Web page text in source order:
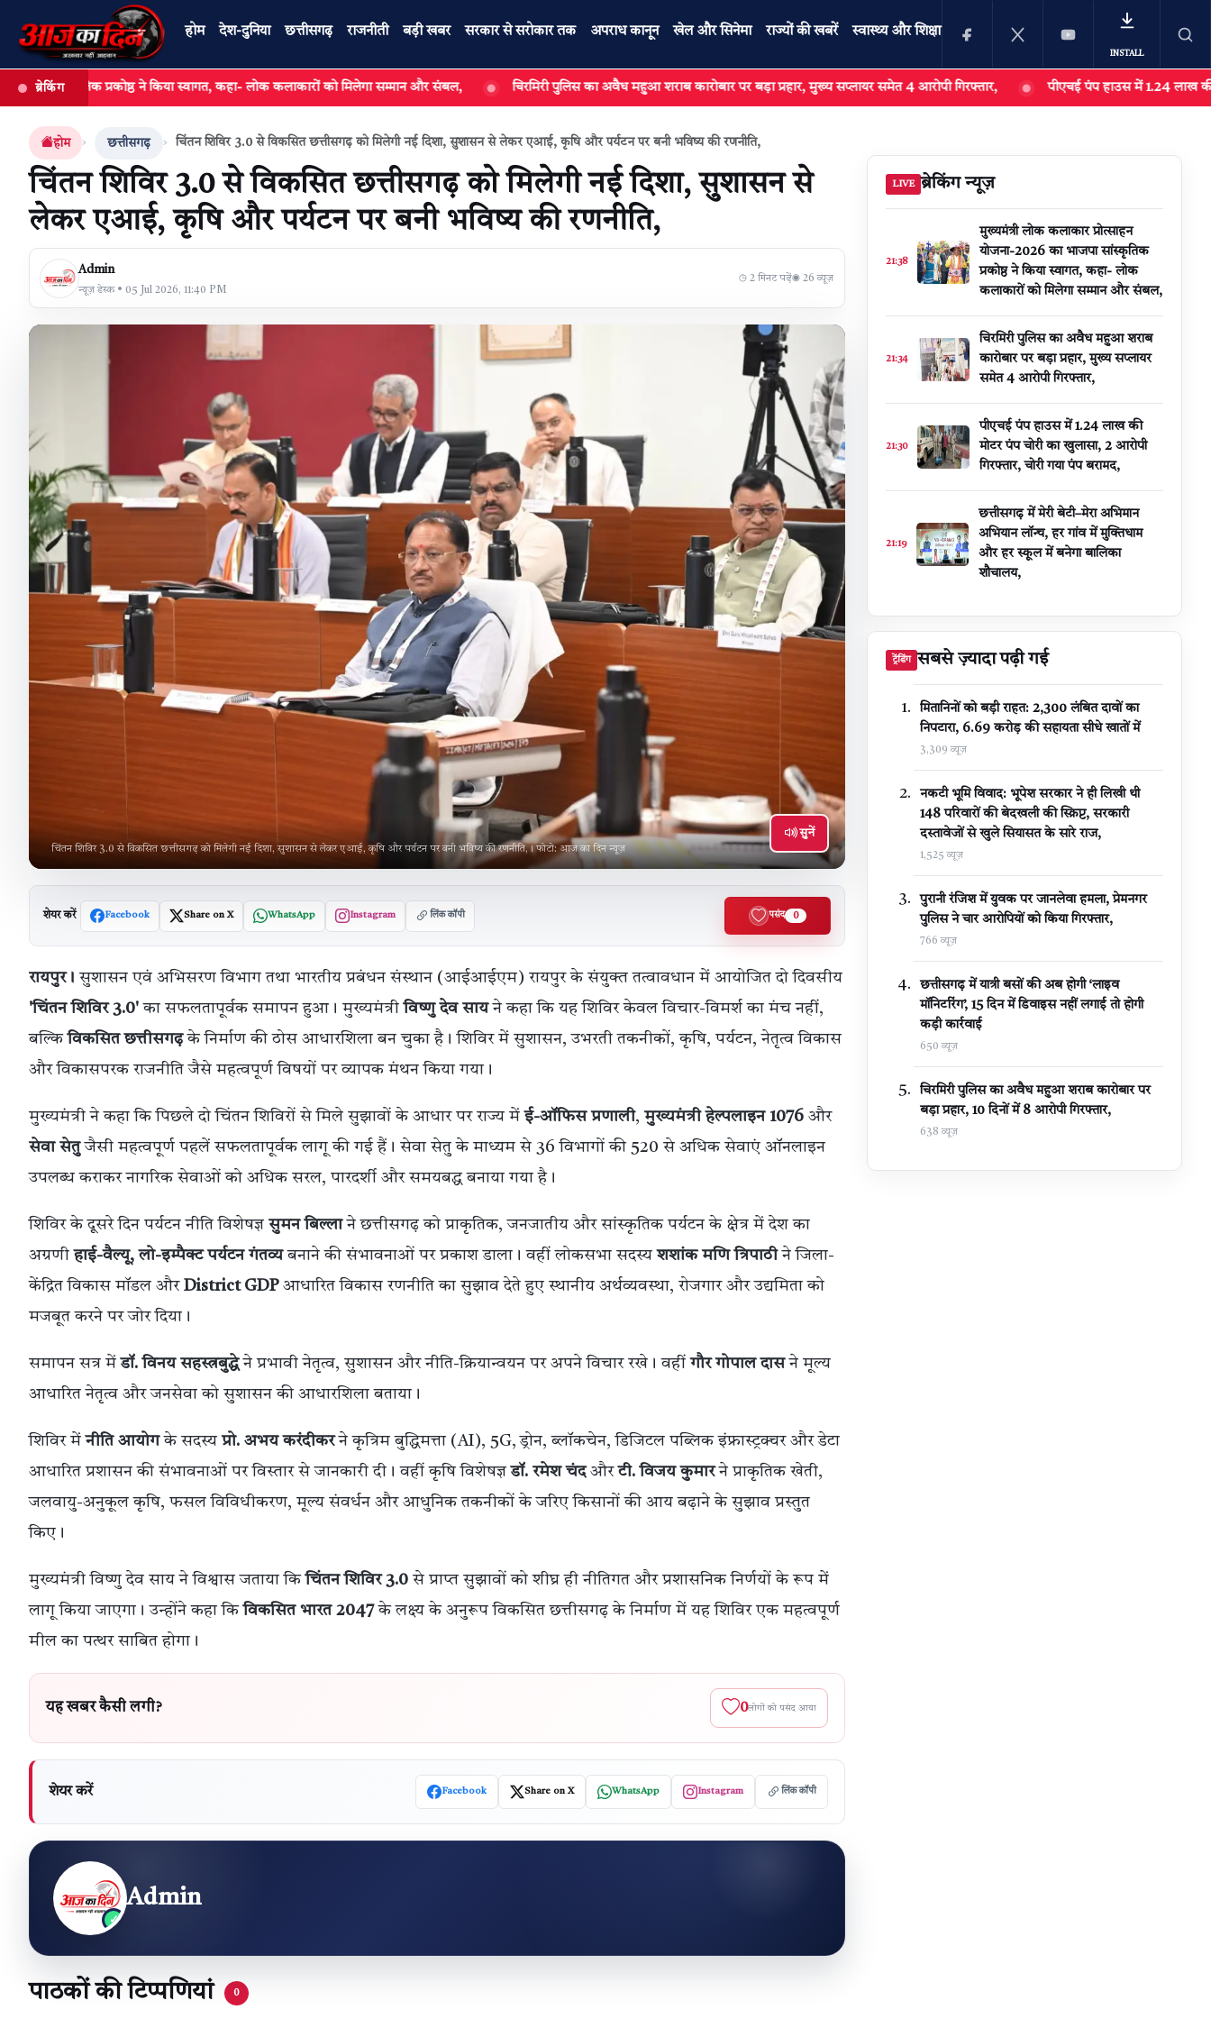
INSTALL
होम देश-दुनिया छत्तीसगढ़ राजनीती बड़ी खबर सरकार से सरोकार तक अपराध कानून खेल और सिनेमा राज्यों की खबरें स्वास्थ्य और शिक्षा
खबर खोजें
खोजें
ब्रेकिंग
प्रकोष्ठ ने किया स्वागत, कहा- लोक कलाकारों को मिलेगा सम्मान और संबल, चिरमिरी पुलिस का अवैध महुआ शराब कारोबार पर बड़ा प्रहार, मुख्य सप्लायर समेत 4 आरोपी गिरफ्तार, पीएचई पंप हाउस में 1.24 लाख की मोटर पंप चोरी
होम छत्तीसगढ़ चिंतन शिविर 3.0 से विकसित छत्तीसगढ़ को मिलेगी नई दिशा, सुशासन से लेकर एआई, कृषि और पर्यटन पर बनी भविष्य की रणनीति,
चिंतन शिविर 3.0 से विकसित छत्तीसगढ़ को मिलेगी नई दिशा, सुशासन से
लेकर एआई, कृषि और पर्यटन पर बनी भविष्य की रणनीति,
Admin
न्यूज़ डेस्क • 05 Jul 2026, 11:40 PM
◷ 2 मिनट पढ़ें◉ 26 व्यूज़
सुनें
चिंतन शिविर 3.0 से विकसित छत्तीसगढ़ को मिलेगी नई दिशा, सुशासन से लेकर एआई, कृषि और पर्यटन पर बनी भविष्य की रणनीति,। फोटो: आज का दिन न्यूज़
शेयर करें Facebook Share on X WhatsApp Instagram लिंक कॉपी पसंद 0
रायपुर। सुशासन एवं अभिसरण विभाग तथा भारतीय प्रबंधन संस्थान (आईआईएम) रायपुर के संयुक्त तत्वावधान में आयोजित दो दिवसीय
'चिंतन शिविर 3.0' का सफलतापूर्वक समापन हुआ। मुख्यमंत्रीविष्णु देव सायने कहा कि यह शिविर केवल विचार-विमर्श का मंच नहीं,
बल्किविकसित छत्तीसगढ़के निर्माण की ठोस आधारशिला बन चुका है। शिविर में सुशासन, उभरती तकनीकों, कृषि, पर्यटन, नेतृत्व विकास
और विकासपरक राजनीति जैसे महत्वपूर्ण विषयों पर व्यापक मंथन किया गया।
मुख्यमंत्री ने कहा कि पिछले दो चिंतन शिविरों से मिले सुझावों के आधार पर राज्य मेंई-ऑफिस प्रणाली, मुख्यमंत्री हेल्पलाइन 1076 और
सेवा सेतुजैसी महत्वपूर्ण पहलें सफलतापूर्वक लागू की गई हैं। सेवा सेतु के माध्यम से 36 विभागों की 520 से अधिक सेवाएं ऑनलाइन
उपलब्ध कराकर नागरिक सेवाओं को अधिक सरल, पारदर्शी और समयबद्ध बनाया गया है।
शिविर के दूसरे दिन पर्यटन नीति विशेषज्ञ सुमन बिल्लाने छत्तीसगढ़ को प्राकृतिक, जनजातीय और सांस्कृतिक पर्यटन के क्षेत्र में देश का
अग्रणीहाई-वैल्यू, लो-इम्पैक्ट पर्यटन गंतव्यबनाने की संभावनाओं पर प्रकाश डाला। वहीं लोकसभा सदस्यशशांक मणि त्रिपाठीने जिला-
केंद्रित विकास मॉडल और District GDP आधारित विकास रणनीति का सुझाव देते हुए स्थानीय अर्थव्यवस्था, रोजगार और उद्यमिता को
मजबूत करने पर जोर दिया।
समापन सत्र मेंडॉ. विनय सहस्त्रबुद्धेने प्रभावी नेतृत्व, सुशासन और नीति-क्रियान्वयन पर अपने विचार रखे। वहींगौर गोपाल दासने मूल्य
आधारित नेतृत्व और जनसेवा को सुशासन की आधारशिला बताया।
शिविर मेंनीति आयोगके सदस्य प्रो. अभय करंदीकरने कृत्रिम बुद्धिमत्ता (AI), 5G, ड्रोन, ब्लॉकचेन, डिजिटल पब्लिक इंफ्रास्ट्रक्चर और डेटा
आधारित प्रशासन की संभावनाओं पर विस्तार से जानकारी दी। वहीं कृषि विशेषज्ञडॉ. रमेश चंदऔरटी. विजय कुमारने प्राकृतिक खेती,
जलवायु-अनुकूल कृषि, फसल विविधीकरण, मूल्य संवर्धन और आधुनिक तकनीकों के जरिए किसानों की आय बढ़ाने के सुझाव प्रस्तुत
किए।
मुख्यमंत्री विष्णु देव साय ने विश्वास जताया किचिंतन शिविर 3.0 से प्राप्त सुझावों को शीघ्र ही नीतिगत और प्रशासनिक निर्णयों के रूप में
लागू किया जाएगा। उन्होंने कहा किविकसित भारत 2047 के लक्ष्य के अनुरूप विकसित छत्तीसगढ़ के निर्माण में यह शिविर एक महत्वपूर्ण
मील का पत्थर साबित होगा।
यह खबर कैसी लगी? 0लोगों को पसंद आया
शेयर करें Facebook Share on X WhatsApp Instagram लिंक कॉपी
Admin
पाठकों की टिप्पणियां 0
LIVE ब्रेकिंग न्यूज़
21:38
मुख्यमंत्री लोक कलाकार प्रोत्साहन
योजना-2026 का भाजपा सांस्कृतिक
प्रकोष्ठ ने किया स्वागत, कहा- लोक
कलाकारों को मिलेगा सम्मान और संबल,
21:34
चिरमिरी पुलिस का अवैध महुआ शराब
कारोबार पर बड़ा प्रहार, मुख्य सप्लायर
समेत 4 आरोपी गिरफ्तार,
21:30
पीएचई पंप हाउस में 1.24 लाख की
मोटर पंप चोरी का खुलासा, 2 आरोपी
गिरफ्तार, चोरी गया पंप बरामद,
21:19
छत्तीसगढ़ में मेरी बेटी–मेरा अभिमान
अभियान लॉन्च, हर गांव में मुक्तिधाम
और हर स्कूल में बनेगा बालिका
शौचालय,
ट्रेंडिंग सबसे ज़्यादा पढ़ी गई
मितानिनों को बड़ी राहत: 2,300 लंबित दावों का
निपटारा, ₹6.69 करोड़ की सहायता सीधे खातों में
3,309 व्यूज़
नकटी भूमि विवाद: भूपेश सरकार ने ही लिखी थी
148 परिवारों की बेदखली की स्क्रिप्ट, सरकारी
दस्तावेजों से खुले सियासत के सारे राज,
1,525 व्यूज़
पुरानी रंजिश में युवक पर जानलेवा हमला, प्रेमनगर
पुलिस ने चार आरोपियों को किया गिरफ्तार,
766 व्यूज़
छत्तीसगढ़ में यात्री बसों की अब होगी ‘लाइव
मॉनिटरिंग’, 15 दिन में डिवाइस नहीं लगाई तो होगी
कड़ी कार्रवाई
650 व्यूज़
चिरमिरी पुलिस का अवैध महुआ शराब कारोबार पर
बड़ा प्रहार, 10 दिनों में 8 आरोपी गिरफ्तार,
638 व्यूज़